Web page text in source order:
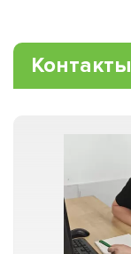
Контакты